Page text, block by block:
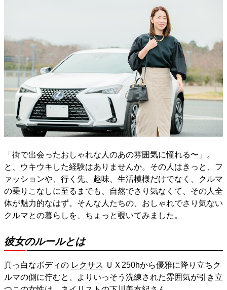
「街で出会ったおしゃれな人のあの雰囲気に憧れる〜」。
と、ウキウキした経験はありませんか。その人はきっと、フ
ァッションや、行く先、趣味、生活模様だけでなく、クルマ
の乗りこなしに至るまでも、自然でさり気なくて、その人全
体が魅力的なはず。そんな人たちの、おしゃれでさり気ない
クルマとの暮らしを、ちょっと覗いてみました。
彼女のルールとは
真っ白なボディの レクサス ＵＸ250hから優雅に降り立ちク
ルマの側に佇むと、よりいっそう洗練された雰囲気が引き立